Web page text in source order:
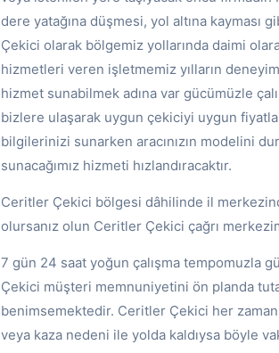
dere yatağına düşmesi, yol altına kayması
Çekici olarak bölgemiz yollarında daimi
hizmetleri veren işletmemiz yılların
hizmet sunabilmek adına var gücümüzle
bizlere ulaşarak uygun çekiciyi uygun
bilgilerinizi sunarken aracınızın modelini
sunacağımız hizmeti hızlandıracaktır.
Ceritler Çekici bölgesi dâhilinde il
olursanız olun Ceritler Çekici çağrı
7 gün 24 saat yoğun çalışma tempomuzla
Çekici müşteri memnuniyetini ön planda
benimsemektedir. Ceritler Çekici her zaman
veya kaza nedeni ile yolda kaldıysa böyle